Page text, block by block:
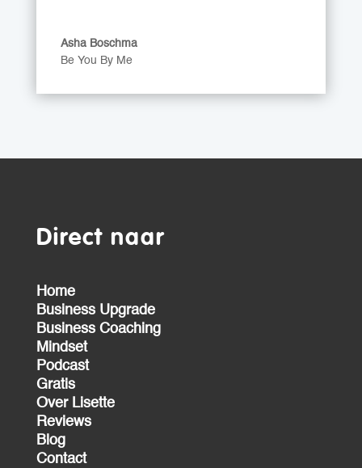
Asha Boschma
Be You By Me
Direct naar
Home
Business Upgrade
Business Coaching
Mindset
Podcast
Gratis
Over Lisette
Reviews
Blog
Contact